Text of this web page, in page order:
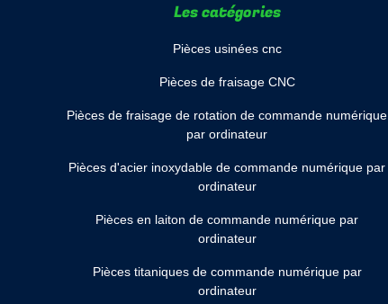
Les catégories
Pièces usinées cnc
Pièces de fraisage CNC
Pièces de fraisage de rotation de commande numérique
par ordinateur
Pièces d'acier inoxydable de commande numérique par
ordinateur
Pièces en laiton de commande numérique par
ordinateur
Pièces titaniques de commande numérique par
ordinateur